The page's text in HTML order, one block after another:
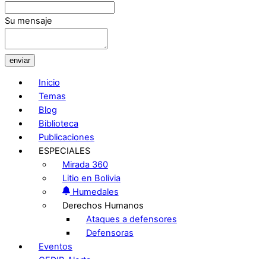
Su mensaje
enviar
Inicio
Temas
Blog
Biblioteca
Publicaciones
ESPECIALES
Mirada 360
Litio en Bolivia
Humedales
Derechos Humanos
Ataques a defensores
Defensoras
Eventos